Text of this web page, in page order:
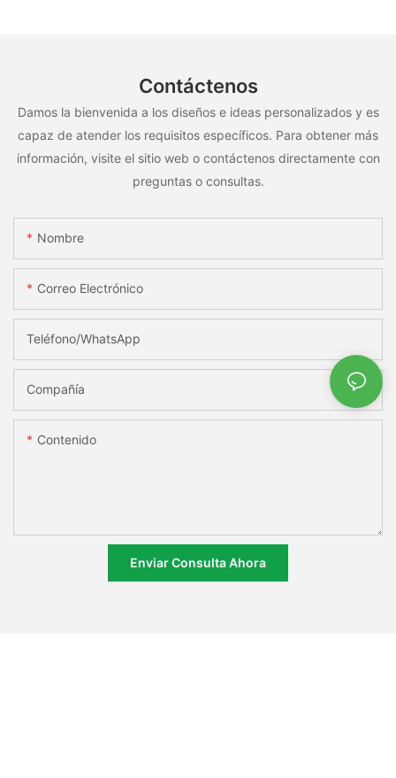
Contáctenos
Damos la bienvenida a los diseños e ideas personalizados y es
capaz de atender los requisitos específicos. Para obtener más
información, visite el sitio web o contáctenos directamente con
preguntas o consultas.
Nombre
Correo Electrónico
Teléfono/WhatsApp
Compañía
Contenido
Enviar Consulta Ahora